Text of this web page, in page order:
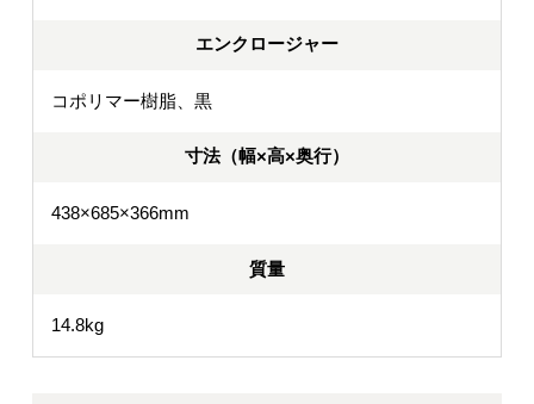
エンクロージャー
コポリマー樹脂、黒
寸法（幅×高×奥行）
438×685×366mm
質量
14.8kg